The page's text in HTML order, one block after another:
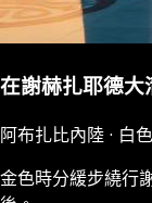
在謝赫扎耶德
阿布扎比內陸 · 白
金色時分緩步繞行